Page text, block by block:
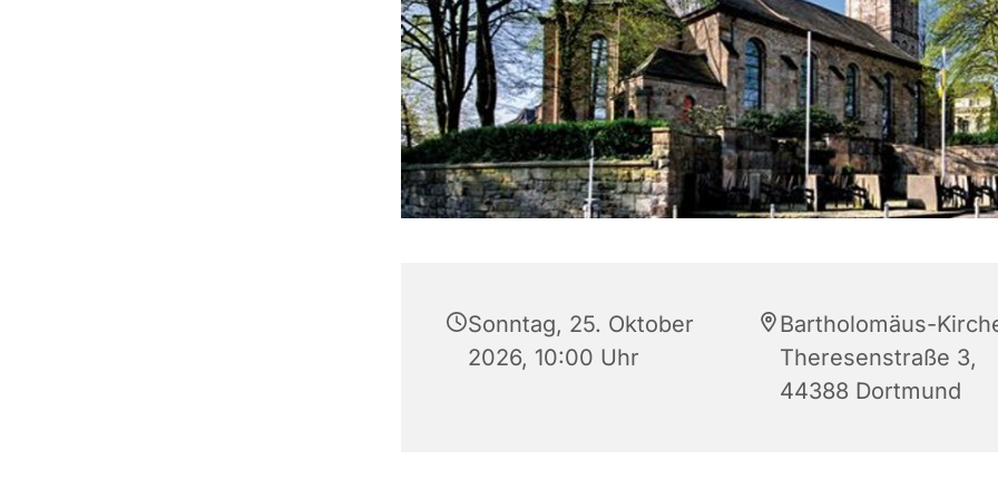
Sonntag, 25. Oktober
2026, 10:00 Uhr
Bartholomäus-
Theresenstraße 3,
44388 Dortmund